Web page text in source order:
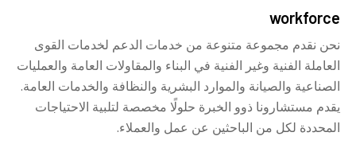
workforce
نحن نقدم مجموعة متنوعة من خدمات الدعم لخدمات القوى
العاملة الفنية وغير الفنية في البناء والمقاولات العامة والعمليات
الصناعية والصيانة والموارد البشرية والنظافة والخدمات العامة.
يقدم مستشارونا ذوو الخبرة حلولًا مخصصة لتلبية الاحتياجات
المحددة لكل من الباحثين عن عمل والعملاء.